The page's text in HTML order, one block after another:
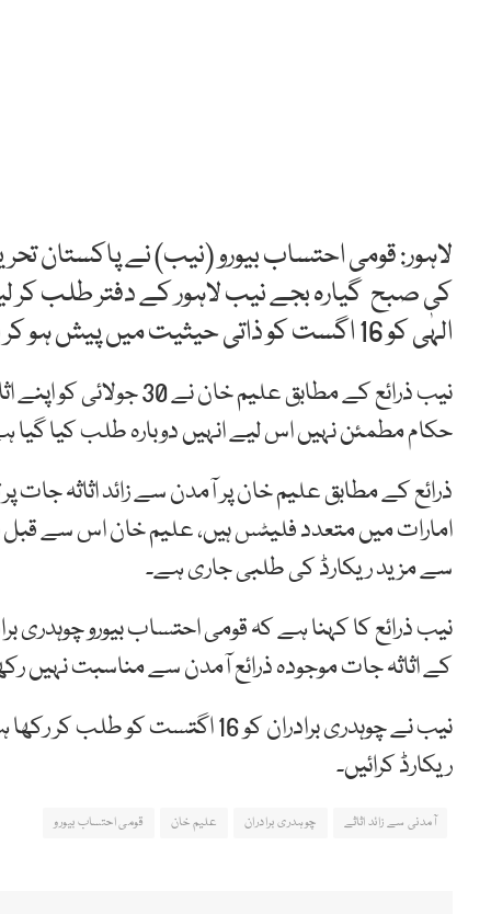
لاہور: قومی احتساب بیورو (نیب) نے پاکستان
کی صبح گیارہ بجے نیب لاہور کے دفتر طلب کر
الہٰی کو 16 اگست کو ذاتی حیثیت میں پیش ہو کر بیان ریکارڈ کرانے کی ہدایت کی گئی ہے۔
نیب ذرائع کے مطابق
حکام مطمئن نہیں اس لیے انہیں دوبارہ طلب کیا گیا
ذرائع کے مطابق علیم خان پر آمدن سے زائد اثاثہ
امارات میں متعدد فلیٹس ہیں، علیم خان اس سے
سے مزید ریکارڈ کی طلبی جاری ہے۔
نیب ذرائع کا کہنا ہے کہ قومی احتساب بیورو چوہدری
کے اثاثہ جات موجودہ ذرائع آمدن سے مناسبت نہیں
نیب نے چوہدری برادران کو 16
ریکارڈ کرائیں۔
آمدنی سے زائد اثاثے چوہدری برادران علیم خان قومی احتساب بیورو